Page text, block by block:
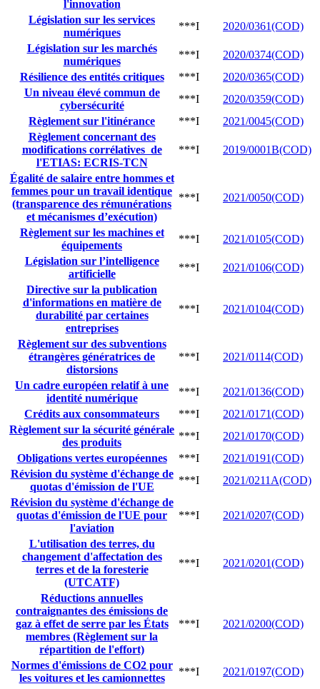
l'innovation
Législation sur les services
numériques
***I
2020/0361(COD)
Législation sur les marchés
numériques
***I
2020/0374(COD)
Résilience des entités critiques
***I
2020/0365(COD)
Un niveau élevé commun de
cybersécurité
***I
2020/0359(COD)
Règlement sur l'itinérance
***I
2021/0045(COD)
Règlement concernant des
modifications corrélatives de
l'ETIAS: ECRIS-TCN
***I 2019/0001B(COD)
Égalité de salaire entre hommes et
femmes pour un travail identique
(transparence des rémunérations
et mécanismes d’exécution)
***I 2021/0050(COD)
Règlement sur les machines et
équipements
***I
2021/0105(COD)
Législation sur l’intelligence
artificielle
***I
2021/0106(COD)
Directive sur la publication
d'informations en matière de
durabilité par certaines
entreprises
***I 2021/0104(COD)
Règlement sur des subventions
étrangères génératrices de
distorsions
***I 2021/0114(COD)
Un cadre européen relatif à une
identité numérique
***I
2021/0136(COD)
Crédits aux consommateurs
***I
2021/0171(COD)
Règlement sur la sécurité générale
des produits
***I
2021/0170(COD)
Obligations vertes européennes
***I
2021/0191(COD)
Révision du système d'échange de
quotas d'émission de l'UE
***I
2021/0211A(COD)
Révision du système d'échange de
quotas d'émission de l'UE pour
l'aviation
***I 2021/0207(COD)
L'utilisation des terres, du
changement d'affectation des
terres et de la foresterie
(UTCATF)
***I 2021/0201(COD)
Réductions annuelles
contraignantes des émissions de
gaz à effet de serre par les États
membres (Règlement sur la
répartition de l'effort)
***I 2021/0200(COD)
Normes d'émissions de CO2 pour
les voitures et les camionnettes
***I
2021/0197(COD)